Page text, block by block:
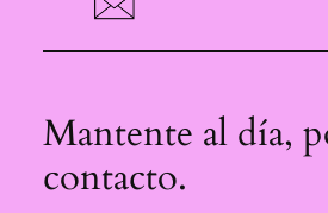
Mantente al día,
contacto.